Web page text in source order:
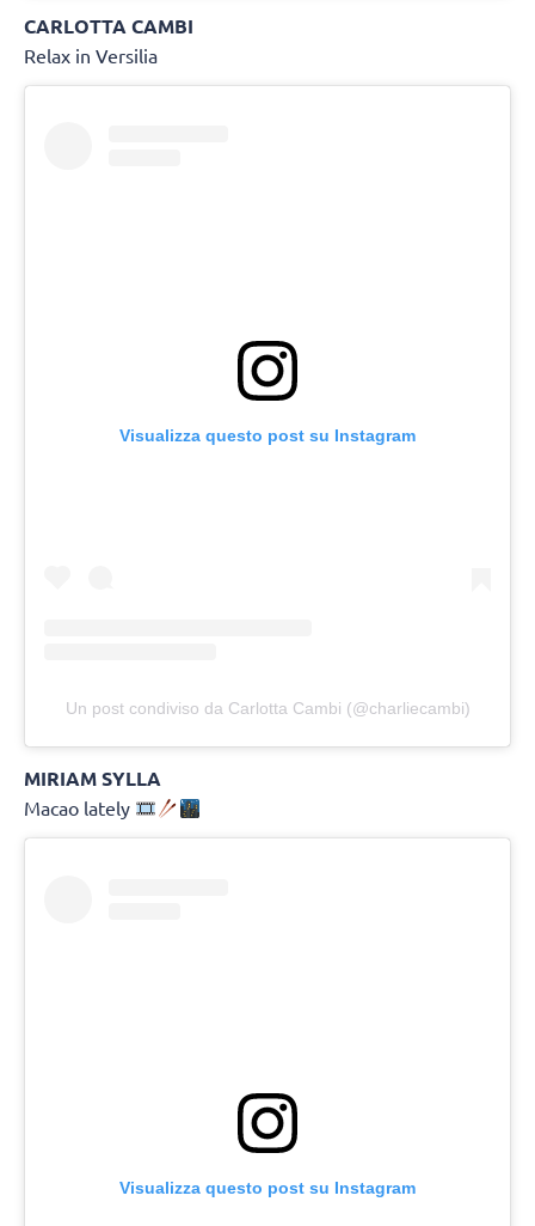
CARLOTTA CAMBI
Relax in Versilia
Visualizza questo post su Instagram
Un post condiviso da Carlotta Cambi (@charliecambi)
MIRIAM SYLLA
Macao lately
Visualizza questo post su Instagram